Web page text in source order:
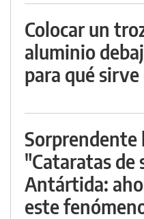
Colocar un
aluminio
para qué
Sorprendente
"Cataratas de
Antártida:
este